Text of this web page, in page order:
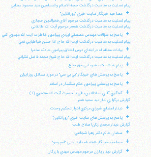
پيام تسليت به مناسبت درگذشت حجة الاسلام والمسلمين سيد محمود مطلبي
+
مصاحبه خبرنگار سايت خبري "روزآنلاين"
پيام تسليت به مناسبت درگذشت مرحوم آقاي فخرالدين حجازي
پيام تسليت به مناسبت درگذشت همسر مرحوم آيت الله طالقاني
+
پاسخ به سؤالات مهندس مصطفي ايزدي پيرامون خاطرات آيت الله مهدوي كني
پيام تسليت به مناسبت درگذشت آيت الله حاج آقا حسن طباطبايي قمي
+
بيانات معظم له در ابتداي درس اخلاق پيرامون حادثه سامرا
پيام تسليت به مناسبت درگذشت آيت الله حاج شيخ محمد فاضل لنكراني
+ پيام به نشست مطبوعاتي حق صلح
+ پاسخ به پرسش هاي خبرنگار "بي بي سي" در مورد مسائل روز ايران
+ پاسخ به پرسشي پيرامون حكم سنگسار در اسلام
+
گفتگوي آقاي عمادالدين باقي با حضرت آيت الله منتظري (1)
گزارش برگزاري نماز عيد سعيد فطر
+ ديدار اعضاي شوراي مركزي ادوار تحكيم وحدت
+
پاسخ به پرسش هاي سايت خبري "روزآنلاين"
گزارش ديدار مجمع زنان اصلاح طلب
+ سخنان خانم دكتر زهرا شجاعي:
+ مصاحبه خبرنگار هفته نامه ايتاليايي "اسپرسو"
+ گزارش ديدار ياران مرحوم مهندس مهدي بازرگان